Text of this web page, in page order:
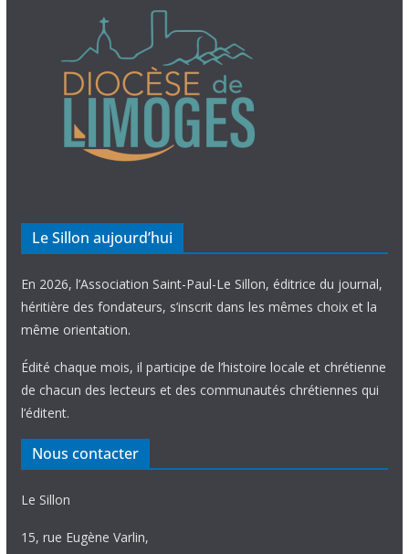
Le Sillon aujourd’hui
En 2026, l’Association Saint-Paul-Le Sillon, éditrice du journal,
héritière des fondateurs, s’inscrit dans les mêmes choix et la
même orientation.
Édité chaque mois, il participe de l’histoire locale et chrétienne
de chacun des lecteurs et des communautés chrétiennes qui
l’éditent.
Nous contacter
Le Sillon
15, rue Eugène Varlin,